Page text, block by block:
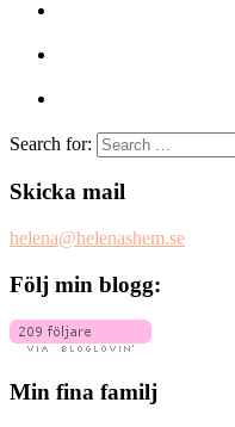
Search for:
Skicka mail
helena@helenashem.se
Följ min blogg:
Min fina familj